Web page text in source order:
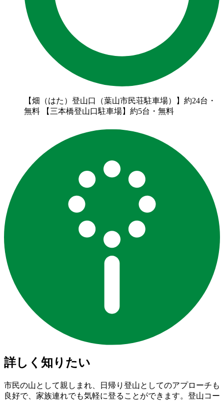
【畑（はた）登山口（葉山市民荘駐車場）】約24台・
無料 【三本橋登山口駐車場】約5台・無料
詳しく知りたい
市民の山として親しまれ、日帰り登山としてのアプローチも
良好で、家族連れでも気軽に登ることができます。登山コー